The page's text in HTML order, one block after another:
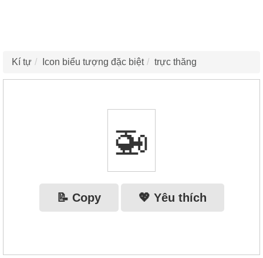
Kí tự Icon biểu tượng đặc biệt trực thăng
🚁
📝 Copy 💖 Yêu thích